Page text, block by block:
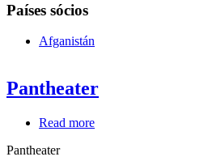
Países sócios
Afganistán
Pantheater
Read more
Pantheater